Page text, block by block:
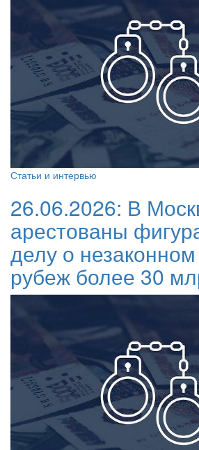
Статьи и интервью
26.06.2026: В
арестованы
делу о
рубеж более 30